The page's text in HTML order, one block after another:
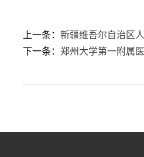
上一条：新疆维吾尔自治区
下一条：郑州大学第一附属